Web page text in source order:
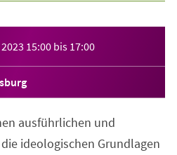
15:00 bis 17:00
ausführlichen und
ideologischen Grundlagen